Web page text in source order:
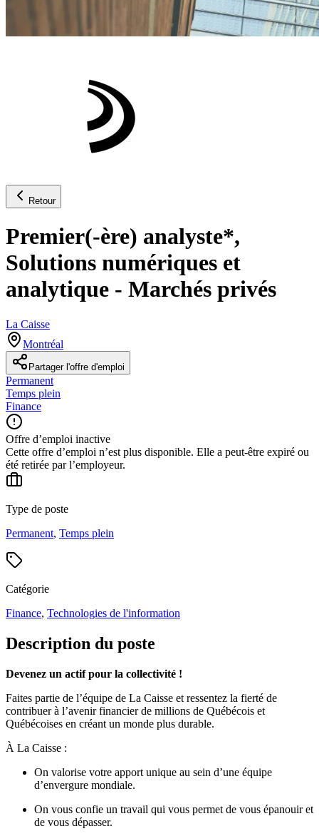
Retour
Premier(-ère) analyste*,
Solutions numériques et
analytique - Marchés privés
La Caisse
Montréal
Partager l'offre d'emploi
Permanent
Temps plein
Finance
Offre d’emploi inactive
Cette offre d’emploi n’est plus disponible. Elle a peut-être expiré ou
été retirée par l’employeur.
Type de poste
Permanent, Temps plein
Catégorie
Finance, Technologies de l'information
Description du poste
Devenez un actif pour la collectivité !
Faites partie de l’équipe de La Caisse et ressentez la fierté de
contribuer à l’avenir financier de millions de Québécois et
Québécoises en créant un monde plus durable.
À La Caisse :
On valorise votre apport unique au sein d’une équipe
d’envergure mondiale.
On vous confie un travail qui vous permet de vous épanouir et
de vous dépasser.